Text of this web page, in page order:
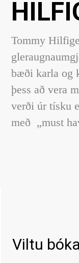
Tommy
bæði karla og
þess að vera
verði úr tísku
með „must
Viltu